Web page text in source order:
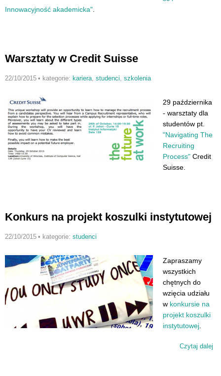
Innowacyjność akademicka"
Warsztaty w Credit Suisse
22/10/2015 • kategorie: kariera, studenci, szkolenia
29 października
- warsztaty dla
studentów pt.
"Navigating The
Recruiting
Process" Credit
Suisse.
Konkurs na projekt koszulki instytutowej
22/10/2015 • kategorie: studenci
Zapraszamy
wszystkich
chętnych do
wzięcia udziału
w konkursie na
projekt koszulki
instytutowej
Czytaj dalej